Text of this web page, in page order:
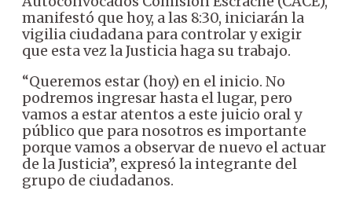
manifestó que hoy, a las 8:30, iniciarán la
vigilia ciudadana para controlar y exigir
que esta vez la Justicia haga su trabajo.
“Queremos estar (hoy) en el inicio. No
podremos ingresar hasta el lugar, pero
vamos a estar atentos a este juicio oral y
público que para nosotros es importante
porque vamos a observar de nuevo el actuar
de la Justicia”, expresó la integrante del
grupo de ciudadanos.